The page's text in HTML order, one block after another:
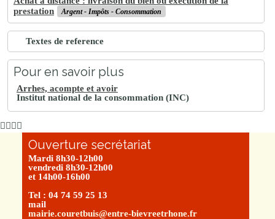
prestation
Argent - Impôts - Consommation
Textes de reference
Pour en savoir plus
Arrhes, acompte et avoir
Institut national de la consommation (INC)
Ouverture secrétariat
Mardi 8h30-12h00
vendredi 8h30-12h00
et 14h00-16h00
Tel : 04 74 59 25 13
mail
mairie.couretbuis@entre-bievreetrhone.fr